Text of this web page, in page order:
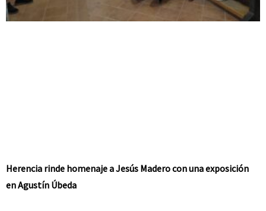
Herencia rinde homenaje a Jesús Madero con una exposición
en Agustín Úbeda